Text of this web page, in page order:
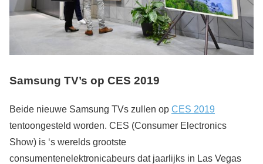
Samsung TV’s op CES 2019
Beide nieuwe Samsung TVs zullen op CES 2019
tentoongesteld worden. CES (Consumer Electronics
Show) is ‘s werelds grootste
consumentenelektronicabeurs dat jaarlijks in Las Vegas